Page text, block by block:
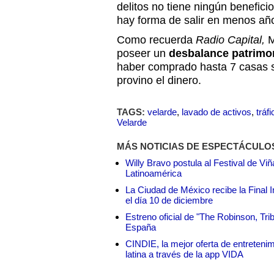
delitos no tiene ningún
hay forma de salir en menos
Como recuerda Radio Capital,
poseer un desbalance
haber comprado hasta 7 casas
provino el dinero.
TAGS: velarde, lavado de activos,
Velarde
MÁS NOTICIAS DE
Willy Bravo postula al Festival de
Latinoamérica
La Ciudad de México recibe la Final
el día 10 de diciembre
Estreno oficial de "The Robinson,
España
CINDIE, la mejor oferta de
latina a través de la app VIDA